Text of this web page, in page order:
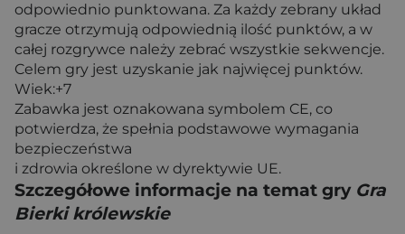
odpowiednio punktowana. Za każdy zebrany układ
gracze otrzymują odpowiednią ilość punktów, a w
całej rozgrywce należy zebrać wszystkie sekwencje.
Celem gry jest uzyskanie jak najwięcej punktów.
Wiek:+7
Zabawka jest oznakowana symbolem CE, co
potwierdza, że spełnia podstawowe wymagania
bezpieczeństwa
i zdrowia określone w dyrektywie UE.
Szczegółowe informacje na temat gry Gra
Bierki królewskie